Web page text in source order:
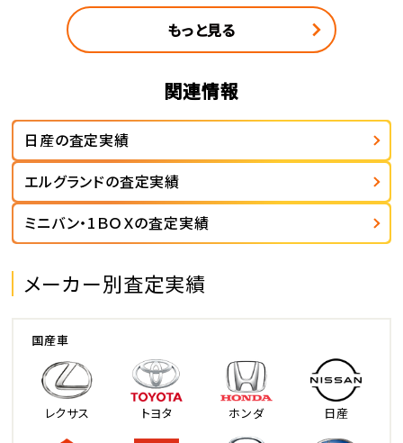
もっと見る
関連情報
日産の査定実績
エルグランドの査定実績
ミニバン・1ＢＯＸの査定実績
メーカー別査定実績
国産車
レクサス トヨタ ホンダ 日産